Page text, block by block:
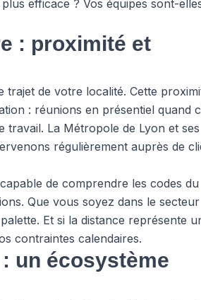
efficace ? Vos équipes sont-
: proximité et
trajet de votre localité. Cette
: réunions en présentiel quand
travail. La Métropole de Lyon et ses
régulièrement auprès de
de comprendre les codes du
Que vous soyez dans le secteur
Et si la distance représente
contraintes calendaires.
un écosystème